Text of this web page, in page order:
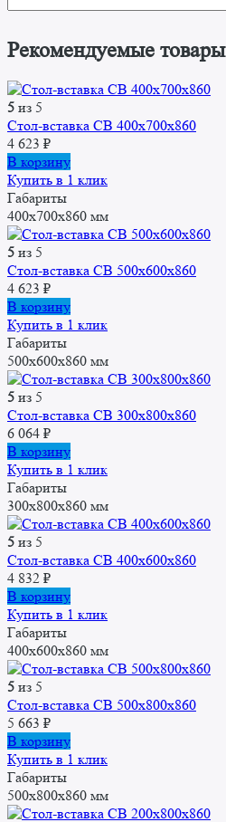
Рекомендуемые товары
5 из 5
Стол-вставка СВ 400x700x860
4 623 ₽
В корзину
Купить в 1 клик
Габариты
400x700x860 мм
5 из 5
Стол-вставка СВ 500x600x860
4 623 ₽
В корзину
Купить в 1 клик
Габариты
500x600x860 мм
5 из 5
Стол-вставка CВ 300x800x860
6 064 ₽
В корзину
Купить в 1 клик
Габариты
300x800x860 мм
5 из 5
Стол-вставка CВ 400x600x860
4 832 ₽
В корзину
Купить в 1 клик
Габариты
400x600x860 мм
5 из 5
Стол-вставка СВ 500x800x860
5 663 ₽
В корзину
Купить в 1 клик
Габариты
500x800x860 мм